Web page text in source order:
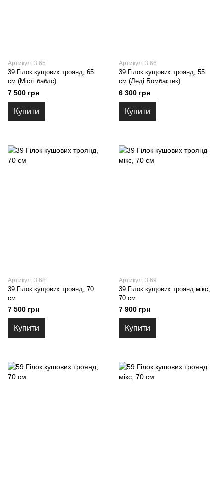
Артикул: 3.65
39 Гілок кущових троянд, 65
см (Місті баблс)
7 500 грн
Купити
Артикул: 3.66
39 Гілок кущових троянд, 55
см (Леді Бомбастик)
6 300 грн
Купити
Артикул: 3.68
39 Гілок кущових троянд, 70
см
7 500 грн
Купити
Артикул: 3.69
39 Гілок кущових троянд мікс,
70 см
7 900 грн
Купити